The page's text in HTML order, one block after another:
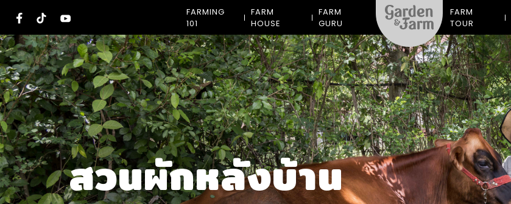
content
FARMING
101
FARM
HOUSE
FARM
GURU
FARM
TOUR
สวนผักหลังบ้าน